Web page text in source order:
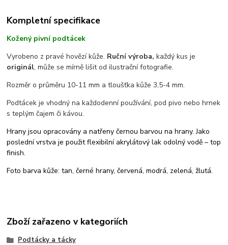
Kompletní specifikace
Kožený pivní podtácek
Vyrobeno z pravé hovězí kůže. Ruční výroba, každý kus je
originál, může se mírně lišit od ilustrační fotografie.
Rozměr o průměru 10-11 mm a tloušťka kůže 3,5-4 mm.
Podtácek je vhodný na každodenní používání, pod pivo nebo hrnek
s teplým čajem či kávou.
Hrany jsou opracovány a natřeny černou barvou na hrany. Jako
poslední vrstva je použit flexibilní akrylátový lak odolný vodě – top
finish.
Foto barva kůže: tan, černé hrany, červená, modrá, zelená, žlutá.
Zboží zařazeno v kategoriích
Podtácky a tácky